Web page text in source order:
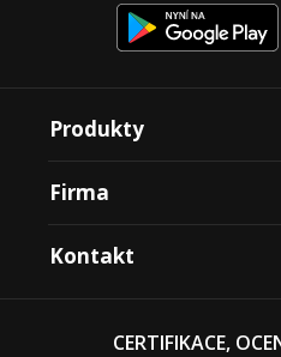
Produkty
Firma
Kontakt
CERTIFIKACE,